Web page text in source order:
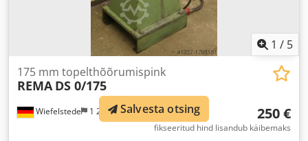
1 / 5
Wiefelstede 1 205 km
175 mm topelthõõrumispink
REMA DS 0/175
250 €
fikseeritud hind lisandub käibemaks
Salvesta otsing